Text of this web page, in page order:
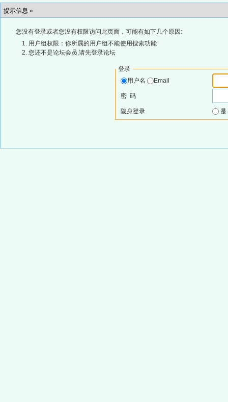
提示信息 »
您没有登录或者您没有权限访问此页面，可能有如下几个原因:
用户组权限：你所属的用户组不能使用搜索功能
您还不是论坛会员,请先登录论坛
登录
用户名
Email
密 码
隐身登录